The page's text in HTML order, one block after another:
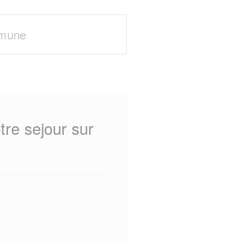
sejour sur